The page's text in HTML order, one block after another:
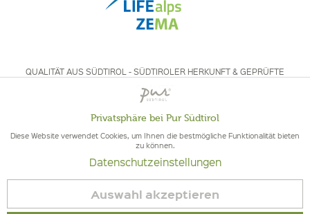
QUALITÄT AUS SÜDTIROL - SÜDTIROLER HERKUNFT & GEPRÜFTE
QUALITÄT
Vertrag widerrufen
Aktiv
Inaktiv
Privatsphäre bei Pur Südtirol
Diese Website verwendet Cookies, um Ihnen die bestmögliche Funktionalität bieten
zu können.
Datenschutzeinstellungen
Auswahl akzeptieren